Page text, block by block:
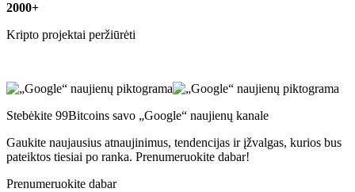
2000+
Kripto projektai peržiūrėti
Stebėkite 99Bitcoins savo „Google“ naujienų kanale
Gaukite naujausius atnaujinimus, tendencijas ir įžvalgas, kurios bus
pateiktos tiesiai po ranka. Prenumeruokite dabar!
Prenumeruokite dabar